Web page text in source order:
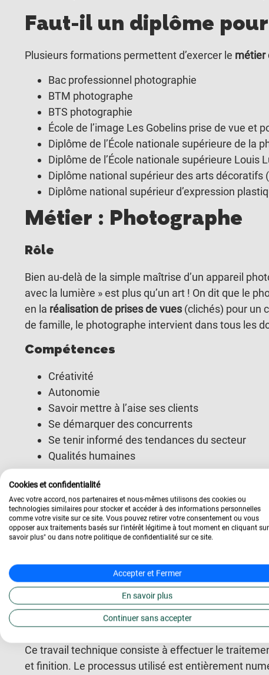
Faut-il un diplôme
Plusieurs formations permettent d’exercer le métier
Bac professionnel photographie
BTM photographe
BTS photographie
École de l’image Les Gobelins prise de vue et
Diplôme de l’École nationale supérieure de la
Diplôme de l’École nationale supérieure Louis
Diplôme national supérieur des arts décoratifs
Diplôme national supérieur d’expression
Métier : Photographe
Rôle
Bien au-delà de la simple maîtrise d’un appareil
avec la lumière » est plus qu’un art ! On dit que le
en la réalisation de prises de vues (clichés) pour un
de famille, le photographe intervient dans tous les
Compétences
Créativité
Autonomie
Savoir mettre à l’aise ses clients
Se démarquer des concurrents
Se tenir informé des tendances du secteur
Qualités humaines
Types de photographes
1. Le photographe généraliste
C’est unphotographe commerçantqui effectue des
la clientèle Il peut être spécialiste en portraits ou en
2. Le photographe d’art
C’est un artiste. Il puise son inspiration à
photographes d’artsurtout dans le domaine de la
3. Le technicien de laboratoire photo
Ce travail technique consiste à effectuer le
et finition. Le processus utilisé est entièrement
Cookies et confidentialité
Avec votre accord, nos partenaires et nous-mêmes utilisons des cookies ou
technologies similaires pour stocker et accéder à des informations personnelles
comme votre visite sur ce site. Vous pouvez retirer votre consentement ou vous
opposer aux traitements basés sur l'intérêt légitime à tout moment en cliquant sur
savoir plus" ou dans notre politique de confidentialité sur ce site.
Accepter et Fermer
En savoir plus
Continuer sans accepter